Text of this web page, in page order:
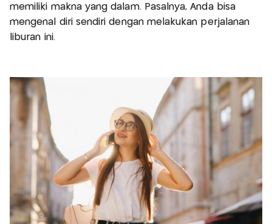
memiliki makna yang dalam. Pasalnya, Anda bisa
mengenal diri sendiri dengan melakukan perjalanan
liburan ini.